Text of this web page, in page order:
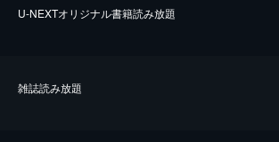
U-NEXTオリジナル書籍読み放題
雑誌読み放題